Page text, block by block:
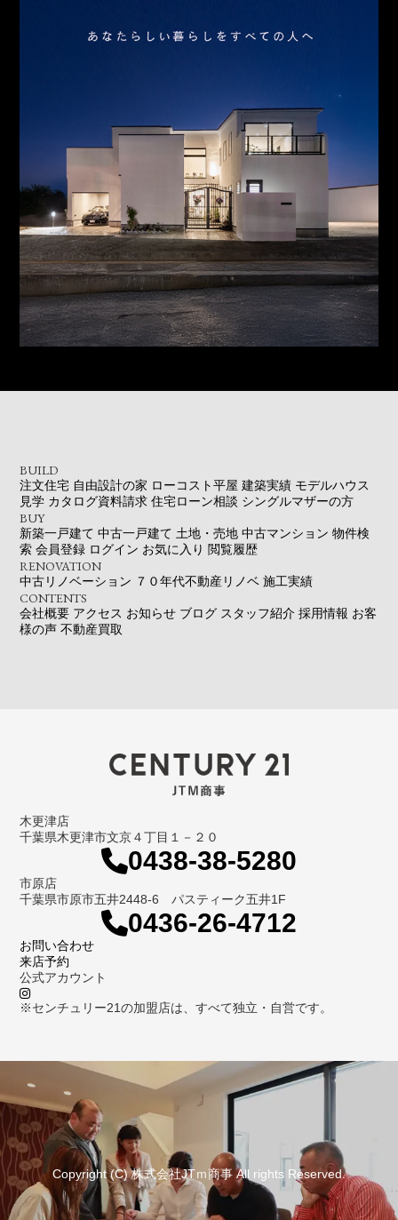
BUILD
注文住宅 自由設計の家 ローコスト平屋 建築実績 モデルハウス
見学 カタログ資料請求 住宅ローン相談 シングルマザーの方
BUY
新築一戸建て 中古一戸建て 土地・売地 中古マンション 物件検
索 会員登録 ログイン お気に入り 閲覧履歴
RENOVATION
中古リノベーション ７０年代不動産リノベ 施工実績
CONTENTS
会社概要 アクセス お知らせ ブログ スタッフ紹介 採用情報 お客
様の声 不動産買取
木更津店
千葉県木更津市文京４丁目１－２０
0438-38-5280
市原店
千葉県市原市五井2448-6 パスティーク五井1F
0436-26-4712
お問い合わせ
来店予約
公式アカウント
※センチュリー21の加盟店は、すべて独立・自営です。
Copyright (C) 株式会社JTｍ商事 All rights Reserved.